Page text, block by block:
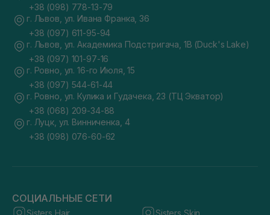
+38 (098) 778-13-79
г. Львов, ул. Ивана Франка, 36
+38 (097) 611-95-94
г. Львов, ул. Академика Подстригача, 1В (Duck's Lake)
+38 (097) 101-97-16
г. Ровно, ул. 16-го Июля, 15
+38 (097) 544-61-44
г. Ровно, ул. Кулика и Гудачека, 23 (ТЦ Экватор)
+38 (068) 209-34-88
г. Луцк, ул. Винниченка, 4
+38 (098) 076-60-62
СОЦИАЛЬНЫЕ СЕТИ
Sisters Hair Sisters Skin